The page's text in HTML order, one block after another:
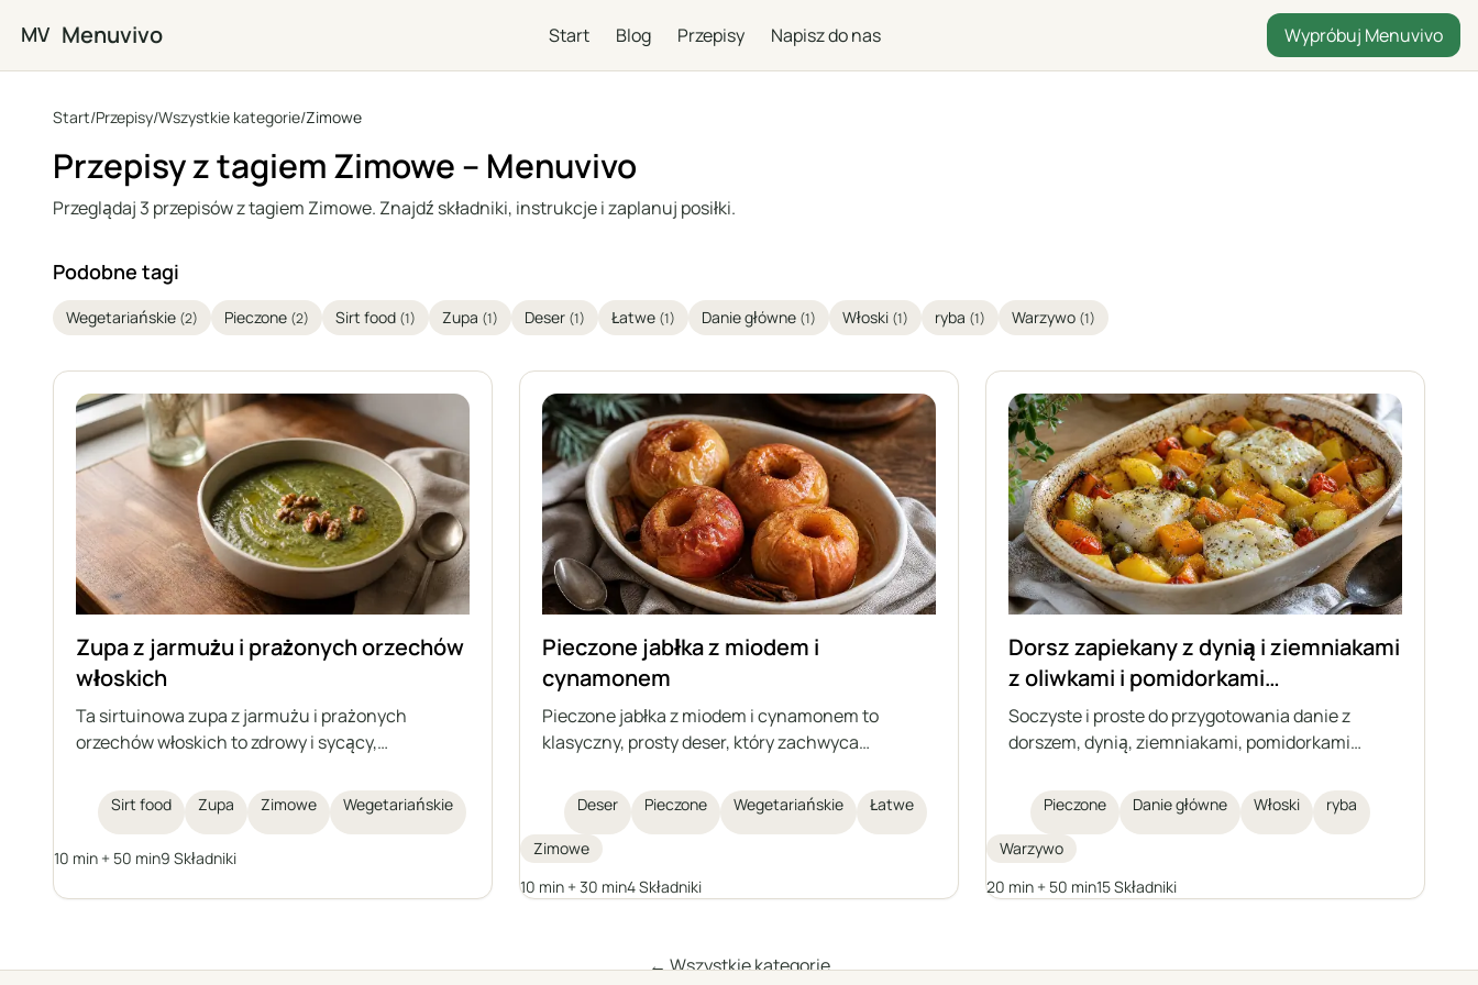
Przejdź do głównej treści
MV Menuvivo Start Blog Przepisy Napisz do nas Wypróbuj Menuvivo
Start/Przepisy/Wszystkie kategorie/Zimowe
Przepisy z tagiem Zimowe – Menuvivo
Przeglądaj 3 przepisów z tagiem Zimowe. Znajdź składniki, instrukcje i zaplanuj posiłki.
Podobne tagi
Wegetariańskie (2) Pieczone (2) Sirt food (1) Zupa (1) Deser (1) Łatwe (1) Danie główne (1) Włoski (1) ryba (1) Warzywo (1)
Zupa z jarmużu i prażonych orzechów
włoskich
Ta sirtuinowa zupa z jarmużu i prażonych
orzechów włoskich to zdrowy i sycący,
wartościowego jarmużu, fasoli i posypana
chrupiącymi orzechami włoskimi, jest zarówno
kojąca, jak i pyszna.
Sirt food Zupa Zimowe Wegetariańskie
10 min + 50 min9 Składniki
Pieczone jabłka z miodem i
cynamonem
Pieczone jabłka z miodem i cynamonem to
klasyczny, prosty deser, który zachwyca
i delikatnym, soczystym wnętrzem. Ten przepis
jest szybki do wykonania, świetnie sprawdzi się
na zimowe wieczory lub jako lekki deser na
tylko smaczne, ale także zdrowe, lekkostrawne i
Deser Pieczone Wegetariańskie Łatwe
Zimowe
10 min + 30 min4 Składniki
Dorsz zapiekany z dynią i ziemniakami
z oliwkami i pomidorkami
koktajlowymi
Soczyste i proste do przygotowania danie z
dorszem, dynią, ziemniakami, pomidorkami
pieczone razem w jednym naczyniu. Idealna
potrawa na jesienne i zimowe dni, inspirowana
kuchnią włoską. Zapiekanka, która nie wymaga
warzyw i aromatycznych ziół.
Pieczone Danie główne Włoski ryba
Warzywo
20 min + 50 min15 Składniki
← Wszystkie kategorie